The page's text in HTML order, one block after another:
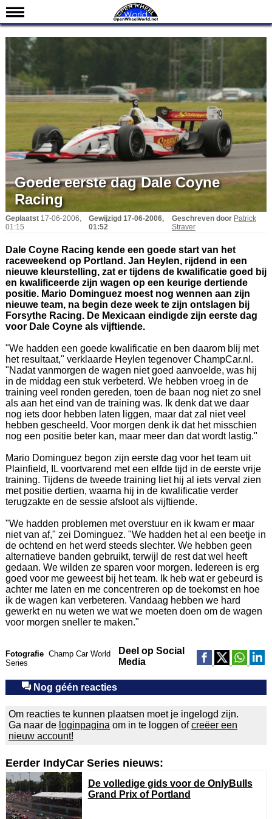
Nieuws
Kalender
Uitslagen
Standen
Coureurs
Teams
IndyCar 101
Indy 500
English
Goede eerste dag Dale Coyne
Racing
Geplaatst 17-06-2006,
01:15
Gewijzigd 17-06-2006,
01:52
Geschreven door Patrick
Straver
Dale Coyne Racing kende een goede start van het
raceweekend op Portland. Jan Heylen, rijdend in een
nieuwe kleurstelling, zat er tijdens de kwalificatie goed bij
en kwalificeerde zijn wagen op een keurige dertiende
positie. Mario Dominguez moest nog wennen aan zijn
nieuwe team, na begin deze week te zijn ontslagen bij
Forsythe Racing. De Mexicaan eindigde zijn eerste dag
voor Dale Coyne als vijftiende.
"We hadden een goede kwalificatie en ben daarom blij met
het resultaat," verklaarde Heylen tegenover ChampCar.nl.
"Nadat vanmorgen de wagen niet goed aanvoelde, was hij
in de middag een stuk verbeterd. We hebben vroeg in de
training veel ronden gereden, toen de baan nog niet zo snel
als aan het eind van de training was. Ik denk dat we daar
nog iets door hebben laten liggen, maar dat zal niet veel
hebben gescheeld. Voor morgen denk ik dat het misschien
nog een positie beter kan, maar meer dan dat wordt lastig."
Mario Dominguez begon zijn eerste dag voor het team uit
Plainfield, IL voortvarend met een elfde tijd in de eerste vrije
training. Tijdens de tweede training liet hij al iets verval zien
met positie dertien, waarna hij in de kwalificatie verder
terugzakte en de sessie afsloot als vijftiende.
"We hadden problemen met overstuur en ik kwam er maar
niet van af," zei Dominguez. "We hadden het al een beetje in
de ochtend en het werd steeds slechter. We hebben geen
alternatieve banden gebruikt, terwijl de rest dat wel heeft
gedaan. We wilden ze sparen voor morgen. Iedereen is erg
goed voor me geweest bij het team. Ik heb wat er gebeurd is
achter me laten en me concentreren op de toekomst en hoe
ik de wagen kan verbeteren. Vandaag hebben we hard
gewerkt en nu weten we wat we moeten doen om de wagen
voor morgen sneller te maken."
Fotografie Champ Car World
Series
Deel op Social
Media
Nog géén reacties
Om reacties te kunnen plaatsen moet je ingelogd zijn.
Ga naar de loginpagina om in te loggen ofcreëer een
nieuw account!
Eerder IndyCar Series nieuws:
De volledige gids voor de OnlyBulls
Grand Prix of Portland